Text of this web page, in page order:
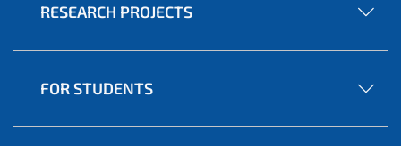
RESEARCH PROJECTS
FOR STUDENTS